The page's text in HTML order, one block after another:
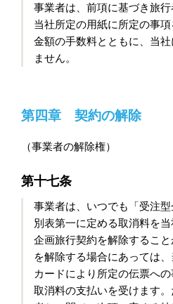
事業者は、前項に基づき旅行
当社所定の用紙に所定の事
金額の手数料とともに、当
ません。
第四章 契約の解除
（事業者の解除権）
第十七条
事業者は、いつでも「受注
別表第一に定める取消料を
企画旅行契約を解除するこ
を解除する場合にあっては
カードにより所定の伝票へ
取消料の支払いを受けます